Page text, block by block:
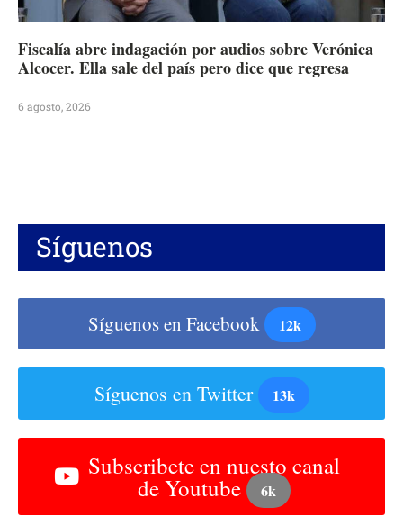
Fiscalía abre indagación por audios sobre Verónica
Alcocer. Ella sale del país pero dice que regresa
6 agosto, 2026
Síguenos
Síguenos en Facebook 12k
Síguenos en Twitter 13k
Subscribete en nuesto canal
de Youtube 6k